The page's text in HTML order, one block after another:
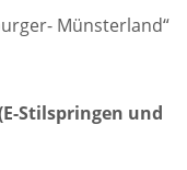
Münsterland“
Stilspringen und